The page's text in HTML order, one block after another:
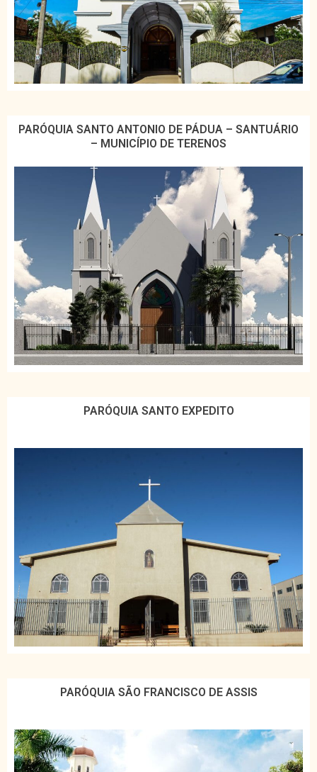
PARÓQUIA SANTO ANTONIO DE PÁDUA – SANTUÁRIO
– MUNICÍPIO DE TERENOS
PARÓQUIA SANTO EXPEDITO
PARÓQUIA SÃO FRANCISCO DE ASSIS